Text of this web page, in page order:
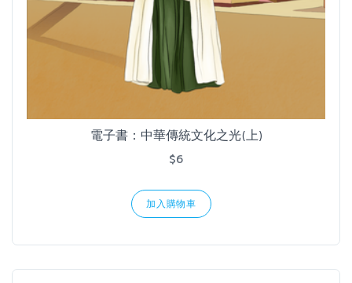
電子書：中華傳統文化之光(上)
$6
加入購物車